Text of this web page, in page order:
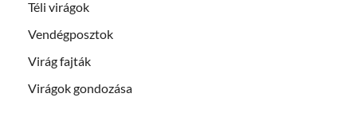
Téli virágok
Vendégposztok
Virág fajták
Virágok gondozása